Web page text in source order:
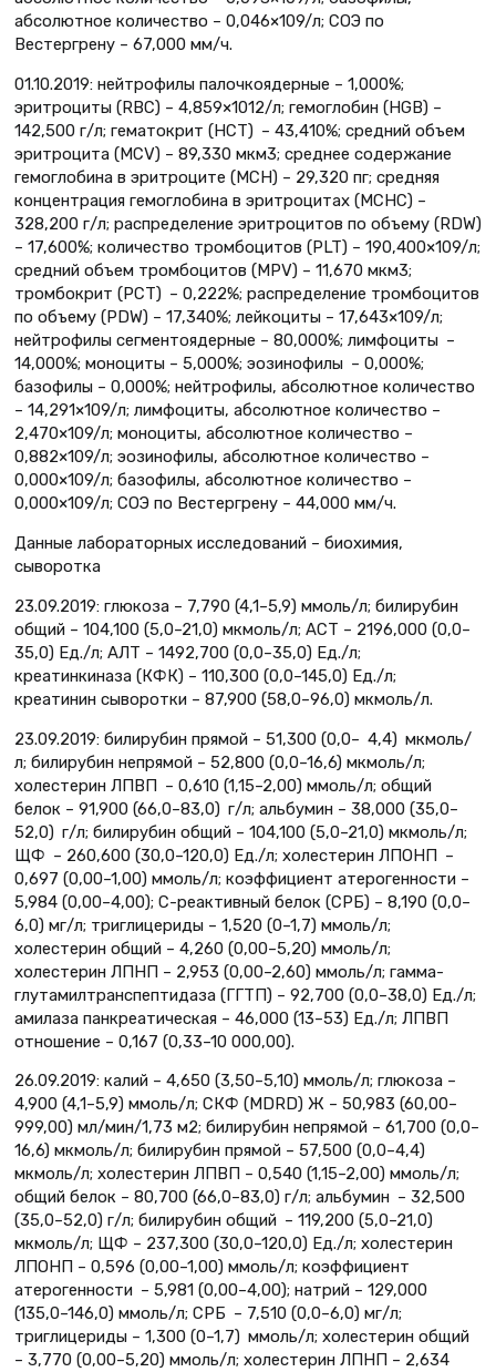
абсолютное количество – 0,046×109/л; СОЭ по
Вестергрену – 67,000 мм/ч.
01.10.2019: нейтрофилы палочкоядерные – 1,000%;
эритроциты (RBC) – 4,859×1012/л; гемоглобин (HGB) –
142,500 г/л; гематокрит (НСТ) – 43,410%; средний объем
эритроцита (MCV) – 89,330 мкм3; среднее содержание
гемоглобина в эритроците (MCH) – 29,320 пг; средняя
концентрация гемоглобина в эритроцитах (MCHС) –
328,200 г/л; распределение эритроцитов по объему (RDW)
– 17,600%; количество тромбоцитов (PLT) – 190,400×109/л;
средний объем тромбоцитов (MPV) – 11,670 мкм3;
тромбокрит (PCT) – 0,222%; распределение тромбоцитов
по объему (PDW) – 17,340%; лейкоциты – 17,643×109/л;
нейтрофилы сегментоядерные – 80,000%; лимфоциты –
14,000%; моноциты – 5,000%; эозинофилы – 0,000%;
базофилы – 0,000%; нейтрофилы, абсолютное количество
– 14,291×109/л; лимфоциты, абсолютное количество –
2,470×109/л; моноциты, абсолютное количество –
0,882×109/л; эозинофилы, абсолютное количество –
0,000×109/л; базофилы, абсолютное количество –
0,000×109/л; СОЭ по Вестергрену – 44,000 мм/ч.
Данные лабораторных исследований – биохимия,
сыворотка
23.09.2019: глюкоза – 7,790 (4,1–5,9) ммоль/л; билирубин
общий – 104,100 (5,0–21,0) мкмоль/л; АСТ – 2196,000 (0,0–
35,0) Ед./л; АЛТ – 1492,700 (0,0–35,0) Ед./л;
креатинкиназа (КФК) – 110,300 (0,0–145,0) Ед./л;
креатинин сыворотки – 87,900 (58,0–96,0) мкмоль/л.
23.09.2019: билирубин прямой – 51,300 (0,0– 4,4) мкмоль/
л; билирубин непрямой – 52,800 (0,0–16,6) мкмоль/л;
холестерин ЛПВП – 0,610 (1,15–2,00) ммоль/л; общий
белок – 91,900 (66,0–83,0) г/л; альбумин – 38,000 (35,0–
52,0) г/л; билирубин общий – 104,100 (5,0–21,0) мкмоль/л;
ЩФ – 260,600 (30,0–120,0) Ед./л; холестерин ЛПОНП –
0,697 (0,00–1,00) ммоль/л; коэффициент атерогенности –
5,984 (0,00–4,00); С-реактивный белок (СРБ) – 8,190 (0,0–
6,0) мг/л; триглицериды – 1,520 (0–1,7) ммоль/л;
холестерин общий – 4,260 (0,00–5,20) ммоль/л;
холестерин ЛПНП – 2,953 (0,00–2,60) ммоль/л; гамма-
глутамилтранспептидаза (ГГТП) – 92,700 (0,0–38,0) Ед./л;
амилаза панкреатическая – 46,000 (13–53) Ед./л; ЛПВП
отношение – 0,167 (0,33–10 000,00).
26.09.2019: калий – 4,650 (3,50–5,10) ммоль/л; глюкоза –
4,900 (4,1–5,9) ммоль/л; СКФ (MDRD) Ж – 50,983 (60,00–
999,00) мл/мин/1,73 м2; билирубин непрямой – 61,700 (0,0–
16,6) мкмоль/л; билирубин прямой – 57,500 (0,0–4,4)
мкмоль/л; холестерин ЛПВП – 0,540 (1,15–2,00) ммоль/л;
общий белок – 80,700 (66,0–83,0) г/л; альбумин – 32,500
(35,0–52,0) г/л; билирубин общий – 119,200 (5,0–21,0)
мкмоль/л; ЩФ – 237,300 (30,0–120,0) Ед./л; холестерин
ЛПОНП – 0,596 (0,00–1,00) ммоль/л; коэффициент
атерогенности – 5,981 (0,00–4,00); натрий – 129,000
(135,0–146,0) ммоль/л; СРБ – 7,510 (0,0–6,0) мг/л;
триглицериды – 1,300 (0–1,7) ммоль/л; холестерин общий
– 3,770 (0,00–5,20) ммоль/л; холестерин ЛПНП – 2,634